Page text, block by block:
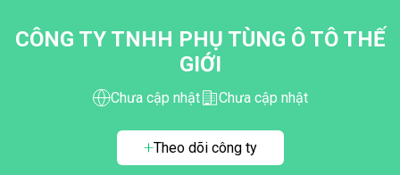
CÔNG TY TNHH PHỤ TÙNG Ô TÔ THẾ
GIỚI
Chưa cập nhật Chưa cập nhật
Theo dõi công ty